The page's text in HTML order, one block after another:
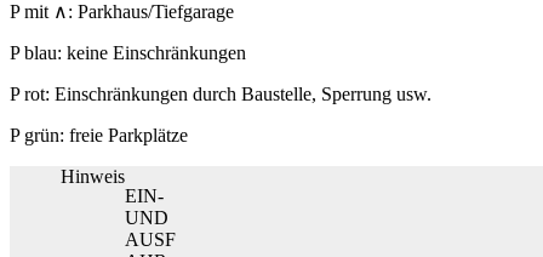
P mit ∧: Parkhaus/Tiefgarage
P blau: keine Einschränkungen
P rot: Einschränkungen durch Baustelle, Sperrung usw.
P grün: freie Parkplätze
Hinweis
EIN-
UND
AUSF